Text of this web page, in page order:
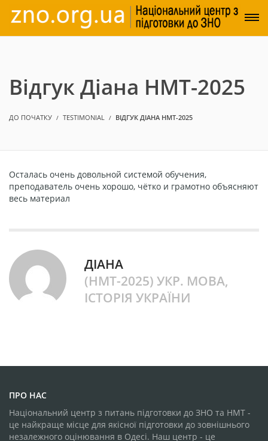
Відгук Діана НМТ-2025
ДО ПОЧАТКУ TESTIMONIAL ВІДГУК ДІАНА НМТ-2025
Осталась очень довольной системой обучения,
преподаватель очень хорошо, чётко и грамотно объясняют
весь материал
ДІАНА
(НМТ-2025) УКР. МОВА,
ІСТОРІЯ УКРАЇНИ
ПРО НАС
Національний центр з питань підготовки до ЗНО та НМТ -
це найкраще місце для якісної підготовки до зовнішнього
незалежного оцінювання в Одесі. Наш центр - це